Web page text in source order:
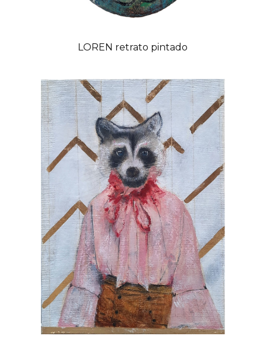
LOREN retrato pintado